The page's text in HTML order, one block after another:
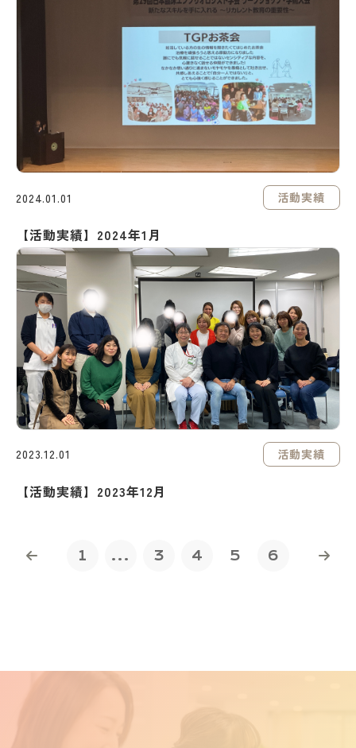
2024.01.01 活動実績
【活動実績】2024年1月
2023.12.01 活動実績
【活動実績】2023年12月
1 ... 3 4 5 6